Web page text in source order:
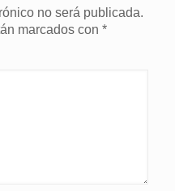
no será publicada.
marcados con *